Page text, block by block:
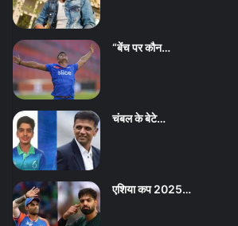
“बेंच पर कौन…
चंबल के बेटे…
एशिया कप 2025…